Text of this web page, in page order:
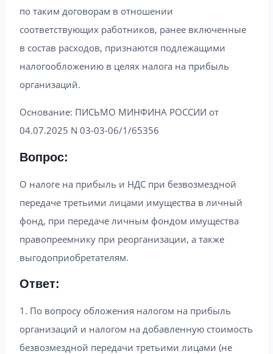
по таким договорам в отношении
соответствующих работников, ранее включенные
в состав расходов, признаются подлежащими
налогообложению в целях налога на прибыль
организаций.
Основание: ПИСЬМО МИНФИНА РОССИИ от
04.07.2025 N 03-03-06/1/65356
Вопрос:
О налоге на прибыль и НДС при безвозмездной
передаче третьими лицами имущества в личный
фонд, при передаче личным фондом имущества
правопреемнику при реорганизации, а также
выгодоприобретателям.
Ответ:
1. По вопросу обложения налогом на прибыль
организаций и налогом на добавленную стоимость
безвозмездной передачи третьими лицами (не